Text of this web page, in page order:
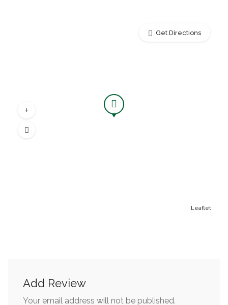
Leaflet
Get Directions
Add Review
Your email address will not be published.